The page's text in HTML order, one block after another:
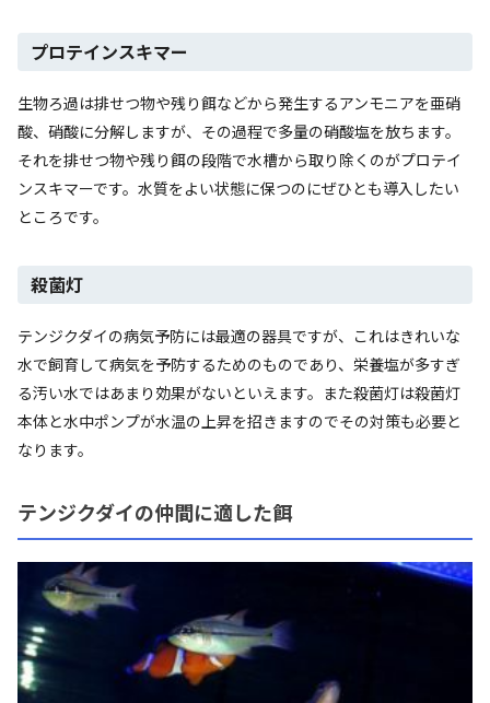
プロテインスキマー
生物ろ過は排せつ物や残り餌などから発生するアンモニアを亜硝
酸、硝酸に分解しますが、その過程で多量の硝酸塩を放ちます。
それを排せつ物や残り餌の段階で水槽から取り除くのがプロテイ
ンスキマーです。水質をよい状態に保つのにぜひとも導入したい
ところです。
殺菌灯
テンジクダイの病気予防には最適の器具ですが、これはきれいな
水で飼育して病気を予防するためのものであり、栄養塩が多すぎ
る汚い水ではあまり効果がないといえます。また殺菌灯は殺菌灯
本体と水中ポンプが水温の上昇を招きますのでその対策も必要と
なります。
テンジクダイの仲間に適した餌